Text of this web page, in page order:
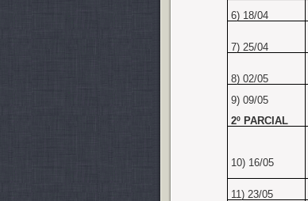
6) 18/04
7) 25/04
8) 02/05
9) 09/05
2º PARCIAL
10) 16/05
11) 23/05